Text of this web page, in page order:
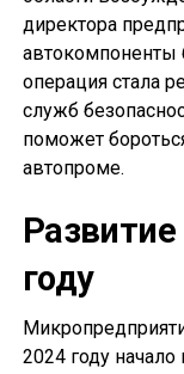
директора
автокомпоненты
операция стала
служб
поможет
автопроме.
году
2024 году